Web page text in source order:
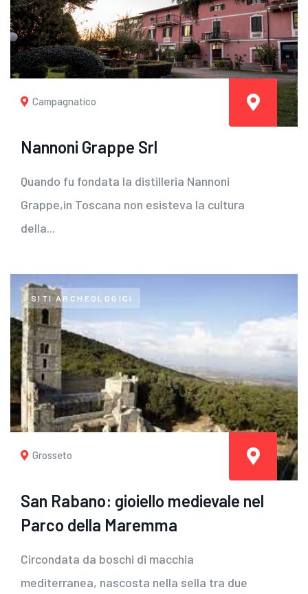
Campagnatico
Nannoni Grappe Srl
Quando fu fondata la distilleria Nannoni
Grappe,in Toscana non esisteva la cultura
della...
SITI ARCHEOLOGICI
Grosseto
San Rabano: gioiello medievale nel
Parco della Maremma
Circondata da boschi di macchia
mediterranea, nascosta nella sella tra due